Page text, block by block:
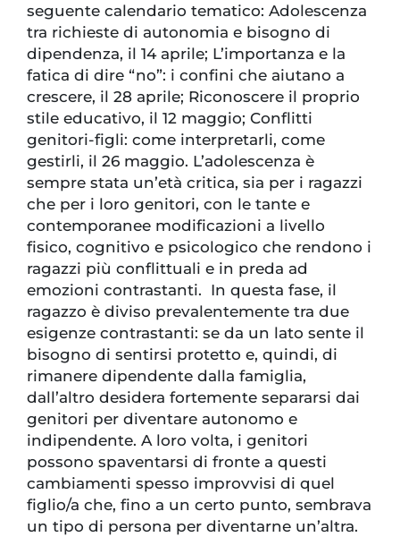
seguente calendario tematico: Adolescenza
tra richieste di autonomia e bisogno di
dipendenza, il 14 aprile; L’importanza e la
fatica di dire “no”: i confini che aiutano a
crescere, il 28 aprile; Riconoscere il proprio
stile educativo, il 12 maggio; Conflitti
genitori-figli: come interpretarli, come
gestirli, il 26 maggio. L’adolescenza è
sempre stata un’età critica, sia per i ragazzi
che per i loro genitori, con le tante e
contemporanee modificazioni a livello
fisico, cognitivo e psicologico che rendono i
ragazzi più conflittuali e in preda ad
emozioni contrastanti. In questa fase, il
ragazzo è diviso prevalentemente tra due
esigenze contrastanti: se da un lato sente il
bisogno di sentirsi protetto e, quindi, di
rimanere dipendente dalla famiglia,
dall’altro desidera fortemente separarsi dai
genitori per diventare autonomo e
indipendente. A loro volta, i genitori
possono spaventarsi di fronte a questi
cambiamenti spesso improvvisi di quel
figlio/a che, fino a un certo punto, sembrava
un tipo di persona per diventarne un’altra.